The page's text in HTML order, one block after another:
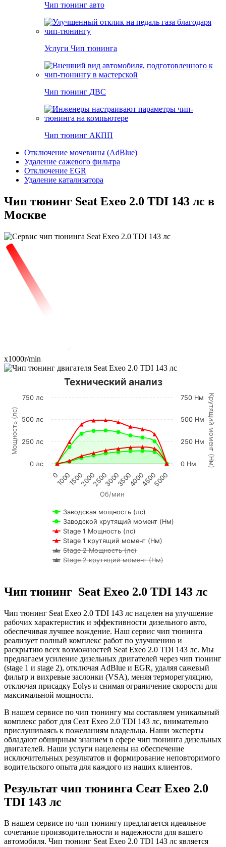
Чип тюнинг авто
Услуги Чип тюнинга
Чип тюнинг ДВС
Чип тюнинг АКПП
Отключение мочевины (AdBlue)
Удаление сажевого фильтра
Отключение EGR
Удаление катализатора
Чип тюнинг Seat Exeo 2.0 TDI 143 лс в
Москве
x1000r/min
Об/мин
Мощность (лс) К
р
у
т
я
щ
и
й
м
о
м
е
н
т
(
Н
м
)
Технический анализ
Заводская мощность (лс)
Заводской крутящий момент (Нм)
Stage 1 Мощность (лс)
Stage 1 крутящий момент (Нм)
Stage 2 Мощность (лс)
Stage 2 крутящий момент (Нм)
0100015002000250030003500400045005000
0 лс
250 лс
500 лс
750 лс
0 Нм
250 Нм
500 Нм
750 Нм
Чип тюнинг Seat Exeo 2.0 TDI 143 лс
Чип тюнинг Seat Exeo 2.0 TDI 143 лс нацелен на улучшение
рабочих характеристик и эффективности дизельного авто,
обеспечивая лучшее вождение. Наш сервис чип тюнинга
реализует полный комплекс работ по улучшению и
раскрытию всех возможностей Seat Exeo 2.0 TDI 143 лс. Мы
предлагаем усиление дизельных двигателей через чип тюнинг
(stage 1 и stage 2), отключая AdBlue и EGR, удаляя сажевый
фильтр и вихревые заслонки (VSA), меняя терморегуляцию,
отключая присадку Eolys и снимая ограничение скорости для
максимальной мощности.
В нашем сервисе по чип тюнингу мы составляем уникальный
комплекс работ для Сеат Exeo 2.0 TDI 143 лс, внимательно
прислушиваясь к пожеланиям владельца. Наши эксперты
обладают обширным знанием в сфере чип тюнинга дизельных
двигателей. Наши услуги нацелены на обеспечение
исключительных результатов и формирование неповторимого
водительского опыта для каждого из наших клиентов.
Результат чип тюнинга Сеат Exeo 2.0
TDI 143 лс
В нашем сервисе по чип тюнингу предлагается идеальное
сочетание производительности и надежности для вашего
автомобиля. Чип тюнинг Seat Exeo 2.0 TDI 143 лс является